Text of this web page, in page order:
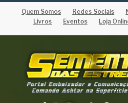
Quem Somos Redes Sociais
Livros
Eventos Loja